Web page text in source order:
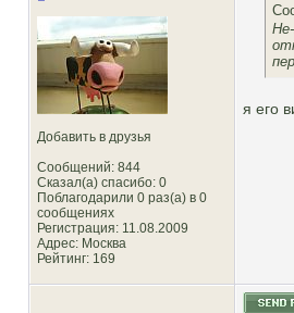
Добавить в друзья
Сообщений: 844
Сказал(а) спасибо: 0
Поблагодарили 0 раз(а) в 0
сообщениях
Регистрация: 11.08.2009
Адрес: Москва
Рейтинг: 169
я его